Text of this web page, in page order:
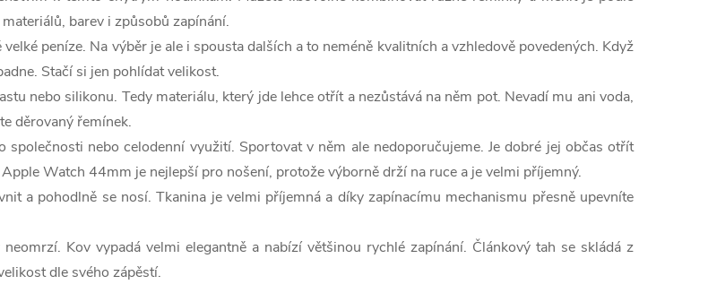
barev i způsobů zapínání.
peníze. Na výběr je ale i spousta dalších a to neméně kvalitních a vzhledově povedených. Když
Stačí si jen pohlídat velikost.
nebo silikonu. Tedy materiálu, který jde lehce otřít a nezůstává na něm pot. Nevadí mu ani voda,
děrovaný řemínek.
nebo celodenní využití. Sportovat v něm ale nedoporučujeme. Je dobré jej občas otřít
Watch 44mm je nejlepší pro nošení, protože výborně drží na ruce a je velmi příjemný.
a pohodlně se nosí. Tkanina je velmi příjemná a díky zapínacímu mechanismu přesně upevníte
Kov vypadá velmi elegantně a nabízí většinou rychlé zapínání. Článkový tah se skládá z
dle svého zápěstí.